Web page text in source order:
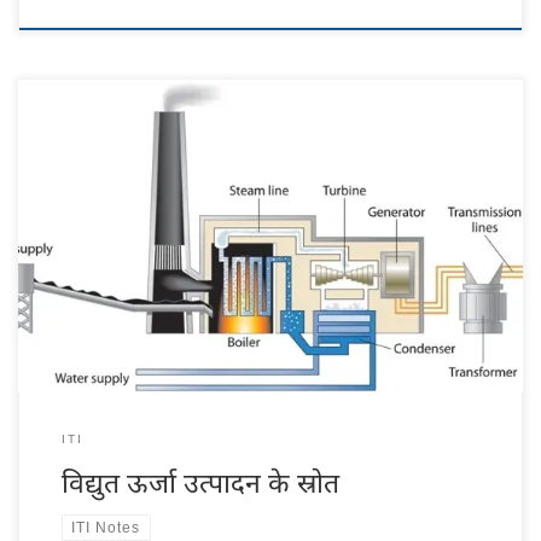
विद्युत ऊर्जा उत्पादन के स्रोत विद्युत् शक्ति के लिए, वस्तुत:, तीन संघटक आवश्यक हैं :
(1) चालक, जो व्यावहारिक रूप में एक निर्धारित व्यवस्था के अनुसार योजित संवाहक
समूह होता है, (2) चुंबकीय क्षेत्र, व्यावहारिक रूप में एक कुंडली में विद्युत् धारा प्रवाहित
करके प्राप्त किया जाता है और (3) चालक […]
ITI
विद्युत ऊर्जा उत्पादन के स्रोत
ITI Notes